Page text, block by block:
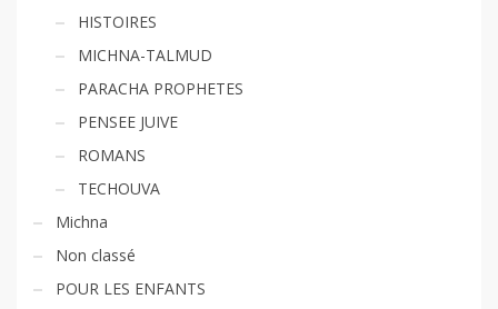
HISTOIRES
MICHNA-TALMUD
PARACHA PROPHETES
PENSEE JUIVE
ROMANS
TECHOUVA
Michna
Non classé
POUR LES ENFANTS